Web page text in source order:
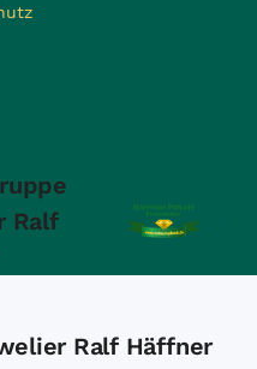
Ralf
Ralf Häffner